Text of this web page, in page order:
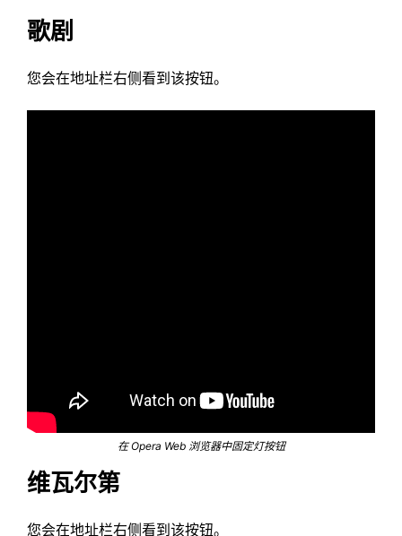
歌剧
您会在地址栏右侧看到该按钮。
在 Opera Web 浏览器中固定灯按钮
维瓦尔第
您会在地址栏右侧看到该按钮。